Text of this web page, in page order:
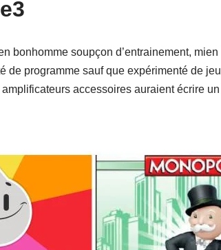
bonhomme soupçon d’entrainement,
de programme sauf que expérimenté de
accessoires auraient écrire